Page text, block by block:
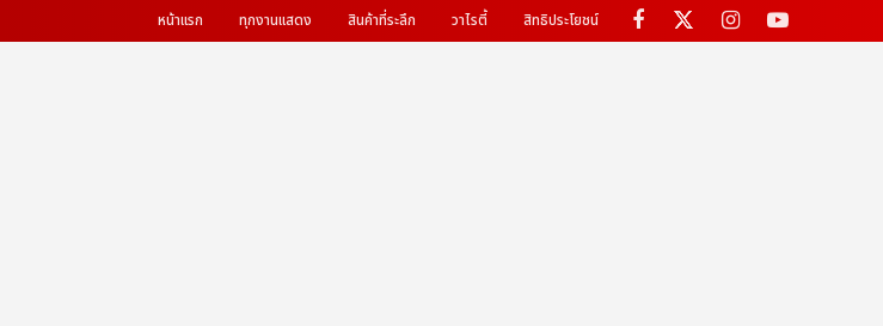
หน้าแรก ทุกงานแสดง สินค้าที่ระลึก วาไรตี้ สิทธิประโยชน์